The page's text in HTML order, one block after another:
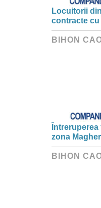
Locuitorii
contracte cu
BIHON
zona
BIHON